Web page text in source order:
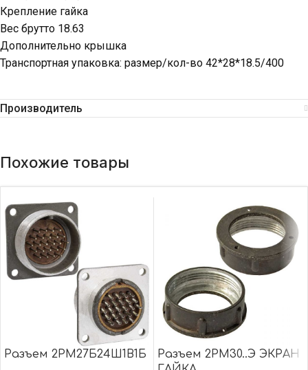
Крепление гайка
Вес брутто 18.63
Дополнительно крышка
Транспортная упаковка: размер/кол-во 42*28*18.5/400
Производитель
Похожие товары
Разъем 2РМ27Б24Ш1В1Б
Разъем 2РМ30..Э ЭКРАН